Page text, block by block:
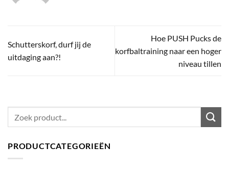
Schutterskorf, durf jij de
uitdaging aan?!
Hoe PUSH Pucks de
korfbaltraining naar een hoger
niveau tillen
PRODUCTCATEGORIEËN